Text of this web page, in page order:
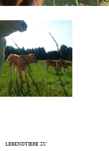
LEBENDTIERE ZU